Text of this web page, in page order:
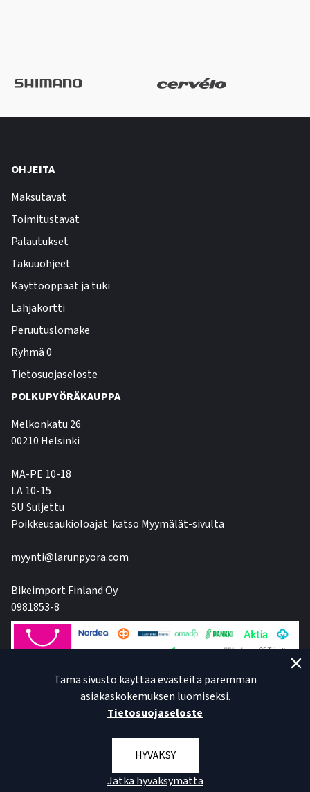
OHJEITA
Maksutavat
Toimitustavat
Palautukset
Takuuohjeet
Käyttöoppaat ja tuki
Lahjakortti
Peruutuslomake
Ryhmä 0
Tietosuojaseloste
POLKUPYÖRÄKAUPPA
Melkonkatu 26
00210 Helsinki
MA-PE 10-18
LA 10-15
SU Suljettu
Poikkeusaukioloajat: katso Myymälät-sivulta
myynti@larunpyora.com
Bikeimport Finland Oy
0981853-8
Tämä sivusto käyttää evästeitä paremman
asiakaskokemuksen luomiseksi.
Tietosuojaseloste
HYVÄKSY
Jatka hyväksymättä